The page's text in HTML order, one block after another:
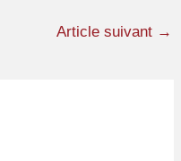
Article suivant →